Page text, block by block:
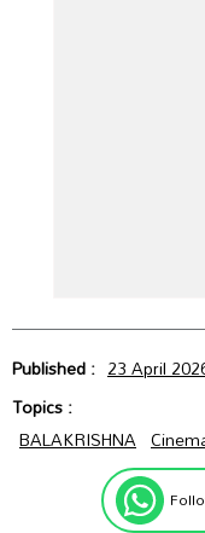
Published : 23 April
Topics :
BALAKRISHNA